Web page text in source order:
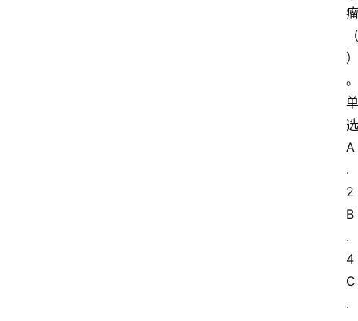
瘤
（
）
。
单
选
A
.
2
B
.
4
C
.